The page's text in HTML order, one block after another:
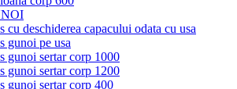
cu deschiderea capacului odata cu usa
gunoi pe usa
gunoi sertar corp 1000
gunoi sertar corp 1200
gunoi sertar corp 400